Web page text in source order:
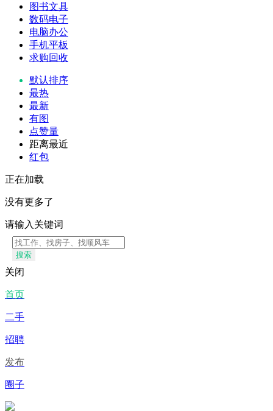
图书文具
数码电子
电脑办公
手机平板
求购回收
默认排序
最热
最新
有图
点赞量
距离最近
红包
正在加载
没有更多了
请输入关键词
搜索
关闭
首页
二手
招聘
发布
圈子